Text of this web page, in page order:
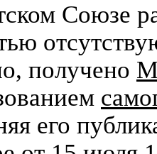
Союзе
получено
его